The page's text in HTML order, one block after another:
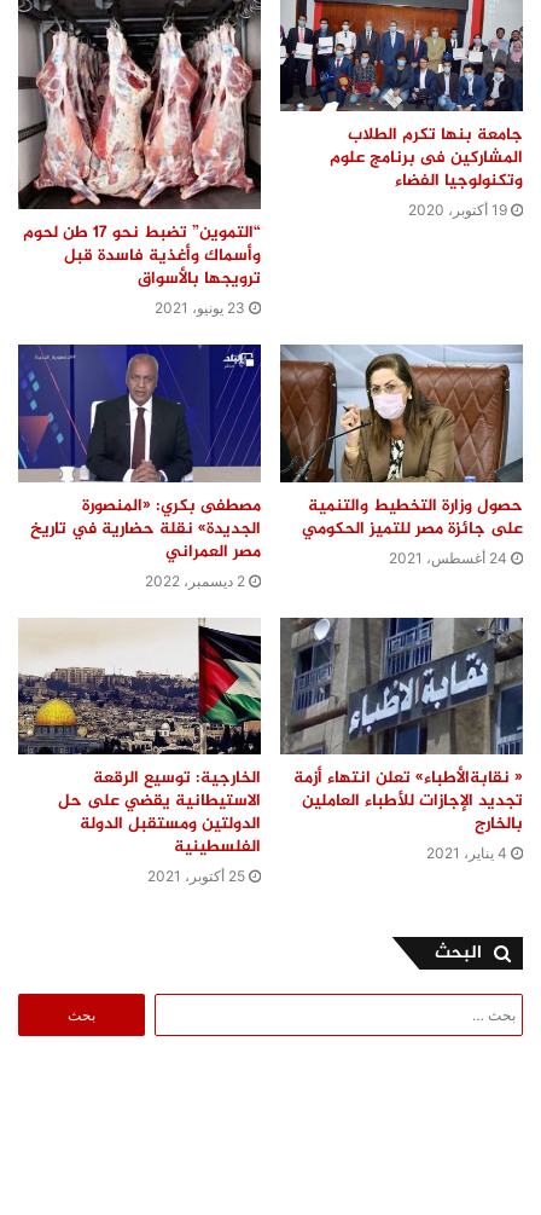
جامعة بنها تكرم الطلاب
المشاركين فى برنامج علوم
وتكنولوجيا الفضاء
19 أكتوبر، 2020
“التموين” تضبط نحو 17 طن لحوم
وأسماك وأغذية فاسدة قبل
ترويجها بالأسواق
23 يونيو، 2021
حصول وزارة التخطيط والتنمية
على جائزة مصر للتميز الحكومي
24 أغسطس، 2021
مصطفى بكري: «المنصورة
الجديدة» نقلة حضارية في تاريخ
مصر العمراني
2 ديسمبر، 2022
« نقابةالأطباء» تعلن انتهاء أزمة
تجديد الإجازات للأطباء العاملين
بالخارج
4 يناير، 2021
الخارجية: توسيع الرقعة
الاستيطانية يقضي على حل
الدولتين ومستقبل الدولة
الفلسطينية
25 أكتوبر، 2021
البحث
عن: